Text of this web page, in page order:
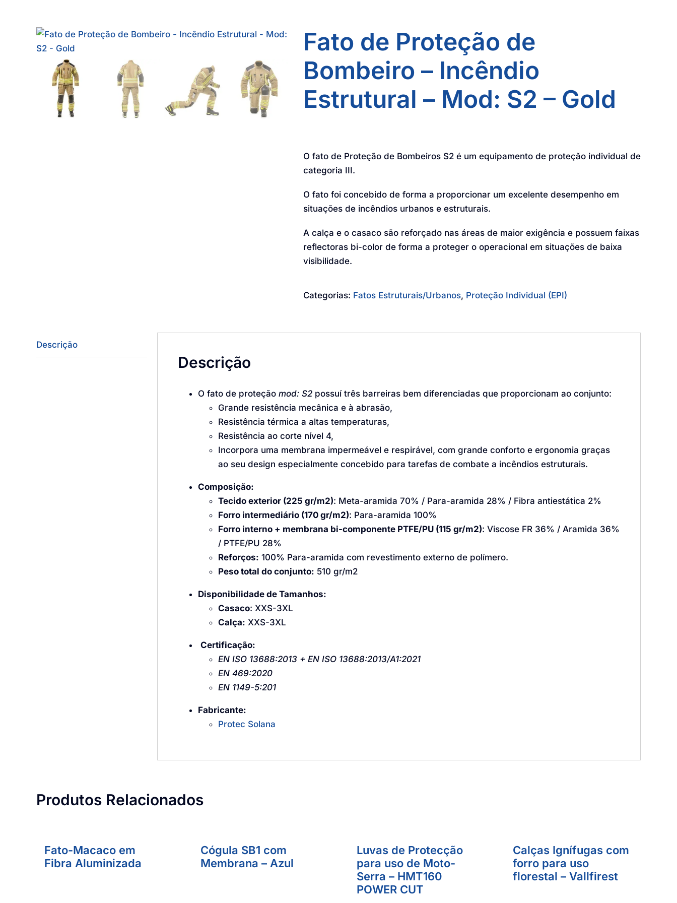
Fato de Proteção de
Bombeiro – Incêndio
Estrutural – Mod: S2 – Gold
O fato de Proteção de Bombeiros S2 é um equipamento de proteção individual de
categoria III.
O fato foi concebido de forma a proporcionar um excelente desempenho em
situações de incêndios urbanos e estruturais.
A calça e o casaco são reforçado nas áreas de maior exigência e possuem faixas
reflectoras bi-color de forma a proteger o operacional em situações de baixa
visibilidade.
Categorias: Fatos Estruturais/Urbanos, Proteção Individual (EPI)
Descrição
Descrição
O fato de proteção mod: S2 possuí três barreiras bem diferenciadas que proporcionam ao conjunto:
Grande resistência mecânica e à abrasão,
Resistência térmica a altas temperaturas,
Resistência ao corte nível 4,
Incorpora uma membrana impermeável e respirável, com grande conforto e ergonomia graças
ao seu design especialmente concebido para tarefas de combate a incêndios estruturais.
Composição:
Tecido exterior (225 gr/m2): Meta-aramida 70% / Para-aramida 28% / Fibra antiestática 2%
Forro intermediário (170 gr/m2): Para-aramida 100%
Forro interno + membrana bi-componente PTFE/PU (115 gr/m2): Viscose FR 36% / Aramida 36%
/ PTFE/PU 28%
Reforços: 100% Para-aramida com revestimento externo de polímero.
Peso total do conjunto: 510 gr/m2
Disponibilidade de Tamanhos:
Casaco: XXS-3XL
Calça: XXS-3XL
Certificação:
EN ISO 13688:2013 + EN ISO 13688:2013/A1:2021
EN 469:2020
EN 1149-5:201
Fabricante:
Protec Solana
Produtos Relacionados
Fato-Macaco em
Fibra Aluminizada
Cógula SB1 com
Membrana – Azul
Luvas de Protecção
para uso de Moto-
Serra – HMT160
POWER CUT
Calças Ignífugas com
forro para uso
florestal – Vallfirest